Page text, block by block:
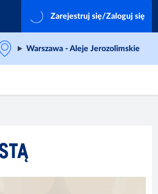
Zarejestruj się/Zaloguj się
Warszawa - Aleje Jerozolimskie